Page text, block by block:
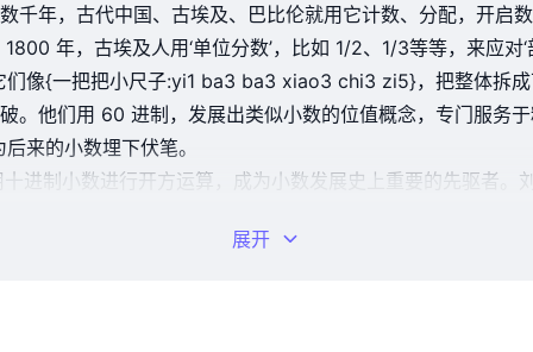
千年，古代中国、古埃及、巴比伦就用它计数、分配，开启
年，古埃及人用‘单位分数’，比如 1/2、1/3等等，来应对‘
们像{一把把小尺子:yi1 ba3 ba3 xiao3 chi3 zi5}，把整体拆
。他们用 60 进制，发展出类似小数的位值概念，专门服务
来的小数埋下伏笔。
进制小数进行开方运算，成为小数发展史上重要的先驱者。
・斯蒂文，写的《论十进》，第一次系统阐述小数理论，给
展开